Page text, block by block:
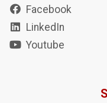
Facebook
LinkedIn
Youtube